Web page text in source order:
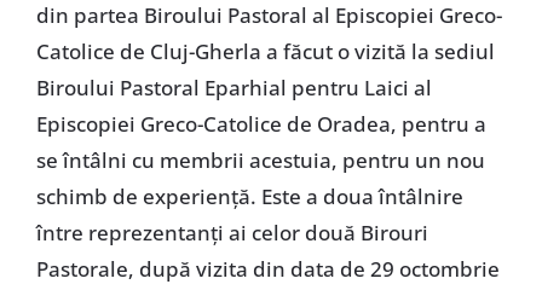
din partea Biroului Pastoral al Episcopiei Greco-
Catolice de Cluj-Gherla a făcut o vizită la sediul
Biroului Pastoral Eparhial pentru Laici al
Episcopiei Greco-Catolice de Oradea, pentru a
se întâlni cu membrii acestuia, pentru un nou
schimb de experienţă. Este a doua întâlnire
între reprezentanţi ai celor două Birouri
Pastorale, după vizita din data de 29 octombrie